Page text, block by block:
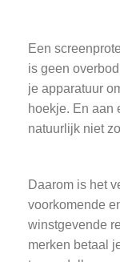
Een
is geen
je apparatuur
hoekje. En aan
natuurlijk niet
Daarom is het
voorkomende
winstgevende
merken betaal